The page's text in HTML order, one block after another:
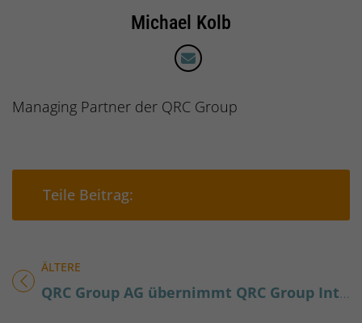
Michael Kolb
Managing Partner der QRC Group
Teile Beitrag:
ÄLTERE
Titel für Beitrag
QRC Group AG übernimmt QRC Group Interim Management GmbH am Standort Nürnberg